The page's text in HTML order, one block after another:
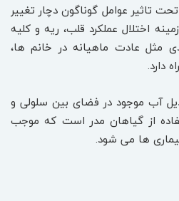
تاثیر عوامل گوناگون دچار تغییر
اختلال عملکرد قلب، ریه و کلیه
مثل عادت ماهیانه در خانم ها،
دارد.
آب موجود در فضای بین سلولی و
از گیاهان مدر است که موجب
ها می شود.